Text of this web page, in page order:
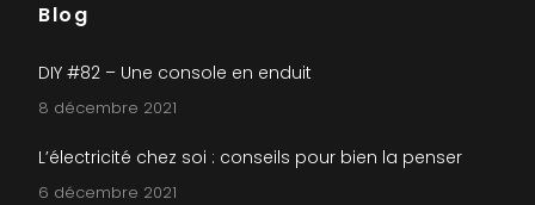
Blog
DIY #82 – Une console en enduit
8 décembre 2021
L’électricité chez soi : conseils pour bien la penser
6 décembre 2021